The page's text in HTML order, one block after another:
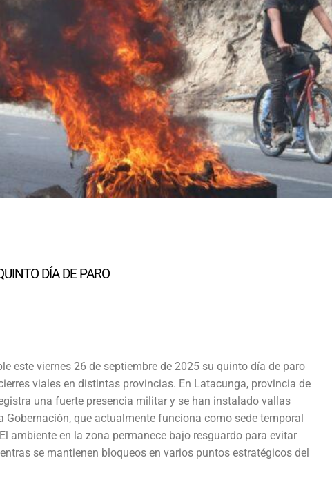
DÍA DE PARO
este viernes 26 de septiembre de 2025 su quinto día de paro
viales en distintas provincias. En Latacunga, provincia de
una fuerte presencia militar y se han instalado vallas
Gobernación, que actualmente funciona como sede temporal
ambiente en la zona permanece bajo resguardo para evitar
se mantienen bloqueos en varios puntos estratégicos del